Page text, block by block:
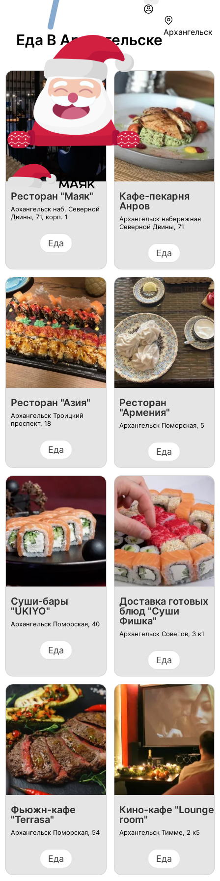
Архангельск
Еда В Архангельске
Ресторан "Маяк"
Архангельск наб. Северной
Двины, 71, корп. 1
Еда
Кафе-пекарня
Анров
Архангельск ​набережная
Северной Двины, 71
Еда
Ресторан "Азия"
Архангельск ​Троицкий
проспект, 18
Еда
Ресторан
"Армения"
Архангельск ​Поморская, 5
Еда
Суши-бары
"UKIYO"
Архангельск Поморская, 40
Еда
Доставка готовых
блюд "Суши
Фишка"
Архангельск Советов, 3 к1
Еда
Фьюжн-кафе
"Terrasa"
Архангельск ​Поморская, 54
Еда
Кино-кафе "Lounge
room"
Архангельск ​Тимме, 2 к5
Еда